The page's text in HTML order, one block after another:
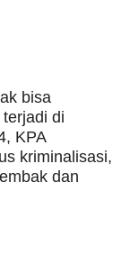
bisa
di
KPA
kriminalisasi,
dan